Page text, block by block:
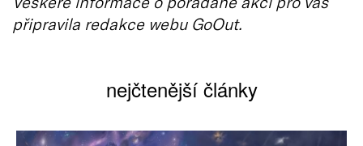
připravila redakce webu GoOut.
nejčtenější články